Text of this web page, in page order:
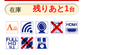
在庫 残りあと1台